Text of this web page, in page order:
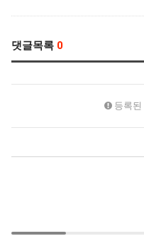
댓글목록 0
등록된